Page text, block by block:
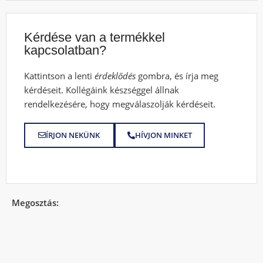
Kérdése van a termékkel
kapcsolatban?
Kattintson a lentiérdeklődés gombra, és írja meg
kérdéseit. Kollégáink készséggel állnak
rendelkezésére, hogy megválaszolják kérdéseit.
ÍRJON NEKÜNK HÍVJON MINKET
Megosztás: